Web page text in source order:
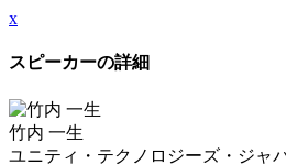
x
スピーカーの詳細
竹内 一生
ユニティ・テクノロジーズ・ジャ